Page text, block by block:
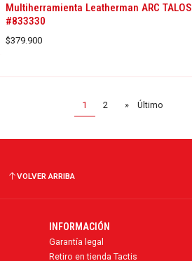
Multiherramienta Leatherman ARC TALOS
#833330
$379.900
1 2 » Último
VOLVER ARRIBA
INFORMACIÓN
Garantía legal
Retiro en tienda Tactis